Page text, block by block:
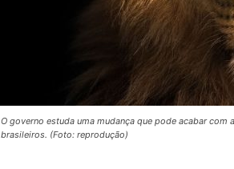
O governo estuda uma mudança que pode acabar
brasileiros. (Foto: reprodução)